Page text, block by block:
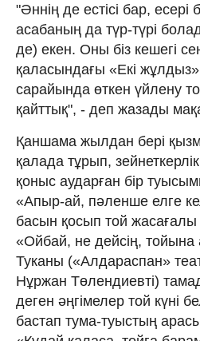
"Әннің де естісі бар,
асабаның да түр-түрі
де) екен. Оны біз кешегі
қаласындағы «Екі
сарайында өткен үйлену
қайттық", - деп жазады
Қаншама жылдан бері
қалада тұрып,
қоныс аударған бір
«Апыр-ай, пәленше елге
басын қосып той
«Ойбай, не дейсің,
Туканы («Алдараспан»
Нұржан Төлендиевті)
деген әңгімелер той күні
бастап тума-туыстың